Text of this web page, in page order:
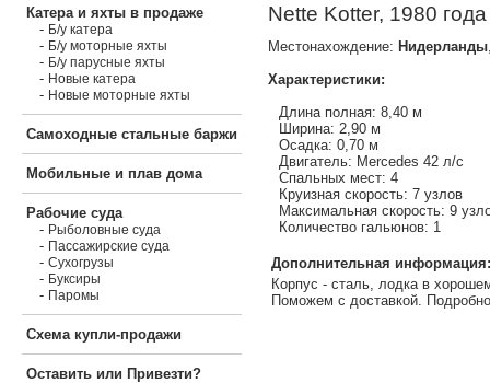
Катера и яхты в продаже
- Б/у катера
- Б/у моторные яхты
- Б/у парусные яхты
- Новые катера
- Новые моторные яхты
Самоходные стальные баржи
Мобильные и плав дома
Рабочие суда
- Рыболовные суда
- Пассажирские суда
- Сухогрузы
- Буксиры
- Паромы
Схема купли-продажи
Оставить или Привезти?
Nette Kotter, 1980 года
Местонахождение: Нидерланды
Характеристики:
Длина полная: 8,40 м
Ширина: 2,90 м
Осадка: 0,70 м
Двигатель: Mercedes 42 л/с
Спальных мест: 4
Круизная скорость: 7 узлов
Максимальная скорость: 9
Количество гальюнов: 1
Дополнительная информация:
Корпус - сталь, лодка в
Поможем с доставкой.